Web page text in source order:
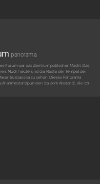
panorama
Forum war das Zentrum politscher Macht. Das
Noch heute sind die Reste der Tempel der
zu sehen. Dieses Panorama
(ca. 20m Abstand), die ich